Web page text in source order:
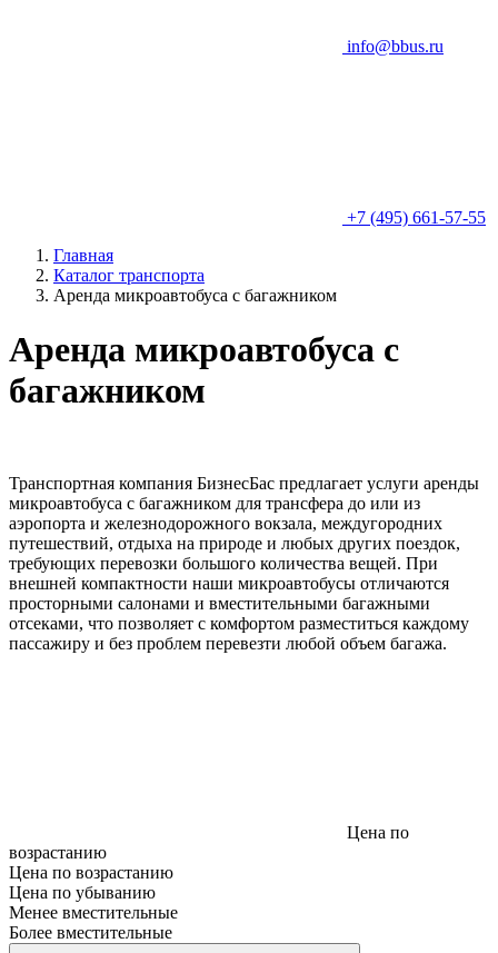
info@bbus.ru
+7 (495) 661-57-55
Главная
Каталог транспорта
Аренда микроавтобуса с багажником
Аренда микроавтобуса с
багажником
Транспортная компания БизнесБас предлагает услуги аренды
микроавтобуса с багажником для трансфера до или из
аэропорта и железнодорожного вокзала, междугородних
путешествий, отдыха на природе и любых других поездок,
требующих перевозки большого количества вещей. При
внешней компактности наши микроавтобусы отличаются
просторными салонами и вместительными багажными
отсеками, что позволяет с комфортом разместиться каждому
пассажиру и без проблем перевезти любой объем багажа.
Цена по
возрастанию
Цена по возрастанию
Цена по убыванию
Менее вместительные
Более вместительные